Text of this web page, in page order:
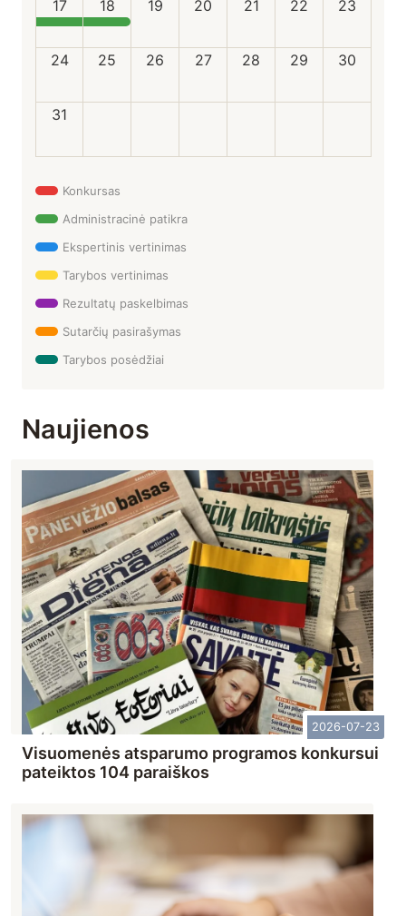
17 18 19 20 21 22 23
24 25 26 27 28 29 30
31
Konkursas
Administracinė patikra
Ekspertinis vertinimas
Tarybos vertinimas
Rezultatų paskelbimas
Sutarčių pasirašymas
Tarybos posėdžiai
Naujienos
2026-07-23
Visuomenės atsparumo programos konkursui
pateiktos 104 paraiškos